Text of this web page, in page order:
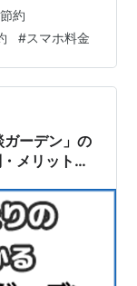
たこと。自動
と。 本旨0570
コストゼロ。
に値上げされ
活用・事前メ
約
#スマホ料金
ガーデン」の
メリット・